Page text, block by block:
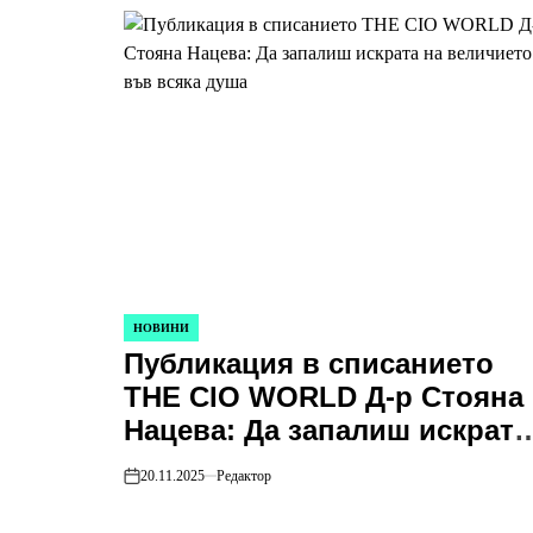
POSTED
IN
НОВИНИ
Публикация в списанието
THE CIO WORLD Д-р Стояна
Нацева: Да запалиш искрата
на величието във всяка
on
20.11.2025 Редактор